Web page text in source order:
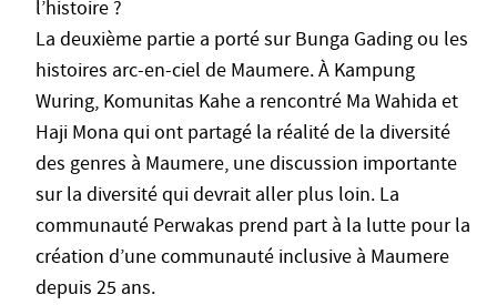
l’histoire ?
La deuxième partie a porté sur Bunga Gading ou les
histoires arc-en-ciel de Maumere. À Kampung
Wuring, Komunitas Kahe a rencontré Ma Wahida et
Haji Mona qui ont partagé la réalité de la diversité
des genres à Maumere, une discussion importante
sur la diversité qui devrait aller plus loin. La
communauté Perwakas prend part à la lutte pour la
création d’une communauté inclusive à Maumere
depuis 25 ans.